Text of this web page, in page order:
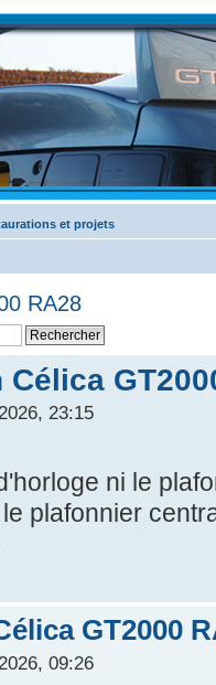
et projets
RA28
23:15
ni le
plafonnier
GT2000
09:26